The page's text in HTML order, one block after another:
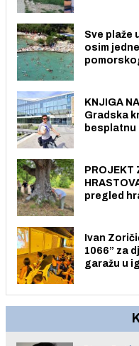
Sve plaže
osim
KNJIGA
Gradska
besplatnu
PROJEKT
pregled
Ivan
1066” za
garažu u